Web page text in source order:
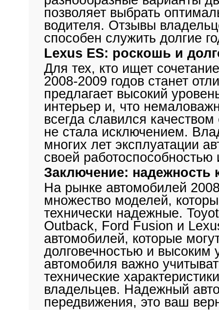
позволяет выбрать
водителя. Отзывы
способен служить долгие
Lexus ES: роскошь и
Для тех, кто ищет
2008-2009 годов станет
предлагает высокий
интерьер и, что
всегда славился
не стала исключением.
многих лет эксплуатации
своей
Заключение: надежность
На рынке автомобилей
множество моделей,
технически надежные.
Outback, Ford Fusion и
автомобилей, которые
долговечностью и
автомобиля важно
технические
владельцев. Надежный
передвижения, это ваш